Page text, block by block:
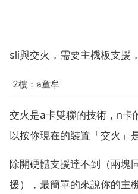
sli與交火，需要主機板支援
2樓：a童牟
交火是a卡雙聯的技術，n卡
以按你現在的裝置「交火」
除開硬體支援達不到（兩塊
援），最簡單的來說你的